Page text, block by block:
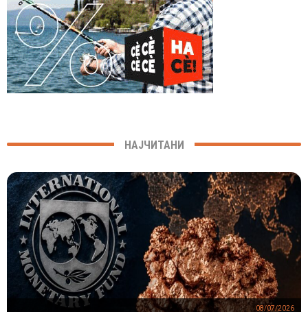
НАЈЧИТАНИ
08/07/2026